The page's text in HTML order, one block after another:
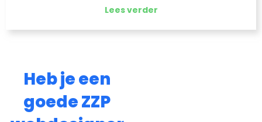
Lees verder
Heb je een
goede ZZP